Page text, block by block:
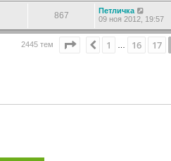
867
Петличка
09 ноя 2012, 19:57
2445 тем Страница 18из 49
Пред.
1 16 17